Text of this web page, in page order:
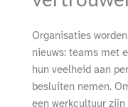
Organisaties
nieuws: teams met
hun veelheid aan
besluiten nemen.
een werkcultuur